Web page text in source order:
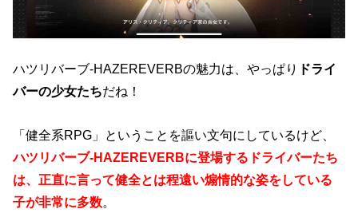
ハツリバーブ-HAZEREVERBの魅力は、やっぱり
ドライ
バーの少女たちだね！
「健全系RPG」ということを謳い文句にしているけど、
ハツリバーブ-HAZEREVERBに登場するドライバーたち
は、正直に言って健全とは程遠い煽情的な姿をしている
子が非常に多数。